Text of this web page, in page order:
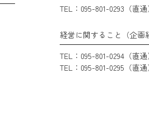
TEL：095-801-0293（直通
経営に関すること（企画
TEL：095-801-0294（直通
TEL：095-801-0295（直通